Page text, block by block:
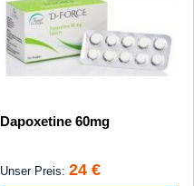
Dapoxetine 60mg
Unser Preis: 24 €